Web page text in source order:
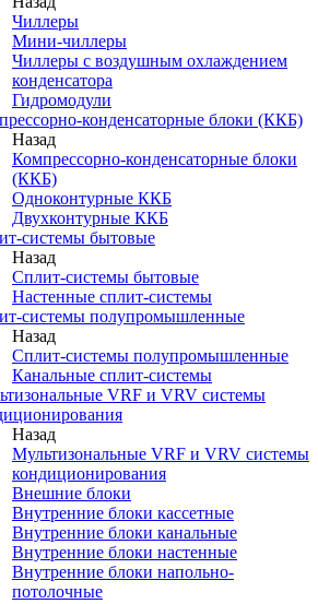
Чиллеры
Мини-чиллеры
Чиллеры с воздушным охлаждением
конденсатора
Гидромодули
конденсаторные блоки (ККБ)
Назад
Компрессорно-конденсаторные блоки
(ККБ)
Одноконтурные ККБ
Двухконтурные ККБ
системы бытовые
Назад
Сплит-системы бытовые
Настенные сплит-системы
системы полупромышленные
Назад
Сплит-системы полупромышленные
Канальные сплит-системы
VRF и VRV системы
Назад
Мультизональные VRF и VRV системы
кондиционирования
Внешние блоки
Внутренние блоки кассетные
Внутренние блоки канальные
Внутренние блоки настенные
Внутренние блоки напольно-
потолочные